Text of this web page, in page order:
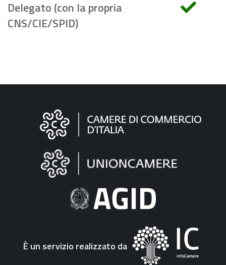
Delegato (con la propria
CNS/CIE/SPID)
Informazioni
"Fattura
Elettronica"
È un servizio realizzato da